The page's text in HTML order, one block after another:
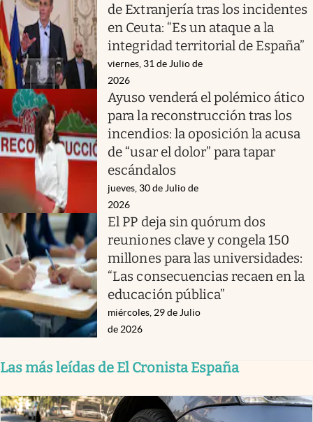
de Extranjería tras los incidentes
en Ceuta: “Es un ataque a la
integridad territorial de España”
viernes, 31 de Julio de
2026
Ayuso venderá el polémico ático
para la reconstrucción tras los
incendios: la oposición la acusa
de “usar el dolor” para tapar
escándalos
jueves, 30 de Julio de
2026
El PP deja sin quórum dos
reuniones clave y congela 150
millones para las universidades:
“Las consecuencias recaen en la
educación pública”
miércoles, 29 de Julio
de 2026
Las más leídas de El Cronista España